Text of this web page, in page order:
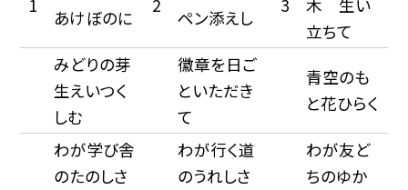
1
あけぼのに
2
ペン添えし
3
木 生い
立ちて
みどりの芽
生えいつく
しむ
徽章を日ご
といただき
て
青空のも
と花ひらく
わが学び舎
のたのしさ
わが行く道
のうれしさ
わが友ど
ちのゆか